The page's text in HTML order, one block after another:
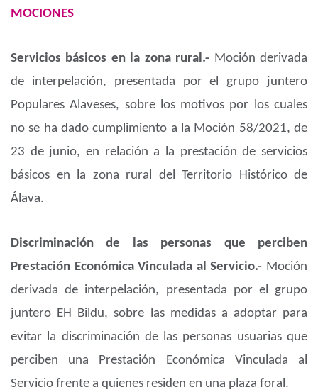
MOCIONES
Servicios básicos en la zona rural.- Moción derivada
de interpelación, presentada por el grupo juntero
Populares Alaveses, sobre los motivos por los cuales
no se ha dado cumplimiento a la Moción 58/2021, de
23 de junio, en relación a la prestación de servicios
básicos en la zona rural del Territorio Histórico de
Álava.
Discriminación de las personas que perciben
Prestación Económica Vinculada al Servicio.- Moción
derivada de interpelación, presentada por el grupo
juntero EH Bildu, sobre las medidas a adoptar para
evitar la discriminación de las personas usuarias que
perciben una Prestación Económica Vinculada al
Servicio frente a quienes residen en una plaza foral.